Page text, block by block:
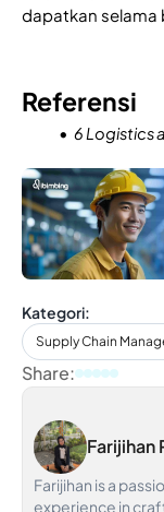
dapatkan selama
Referensi
6 Logistics
Kategori:
Supply Chain
Share:
Farijihan
Farijihan is a
experience in